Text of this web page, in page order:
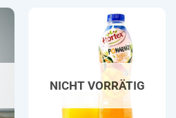
NICHT VORRÄTIG